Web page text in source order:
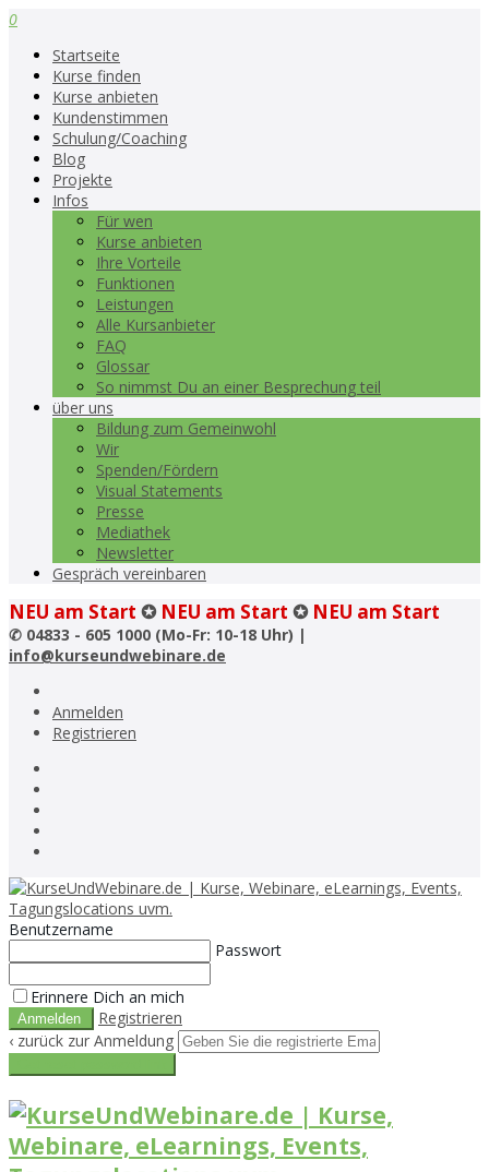
0
Startseite
Kurse finden
Kurse anbieten
Kundenstimmen
Schulung/Coaching
Blog
Projekte
Infos
Für wen
Kurse anbieten
Ihre Vorteile
Funktionen
Leistungen
Alle Kursanbieter
FAQ
Glossar
So nimmst Du an einer Besprechung teil
über uns
Bildung zum Gemeinwohl
Wir
Spenden/Fördern
Visual Statements
Presse
Mediathek
Newsletter
Gespräch vereinbaren
NEU am Start ✪ NEU am Start ✪ NEU am Start
✆ 04833 - 605 1000 (Mo-Fr: 10-18 Uhr) |
info@kurseundwebinare.de
Anmelden
Registrieren
Benutzername
Passwort
Erinnere Dich an mich
Registrieren
‹ zurück zur Anmeldung